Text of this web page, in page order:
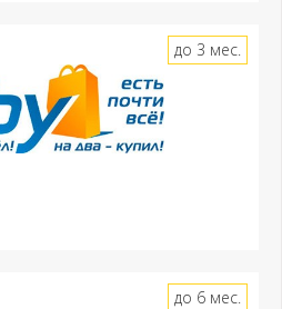
до 3 мес.
до 6 мес.